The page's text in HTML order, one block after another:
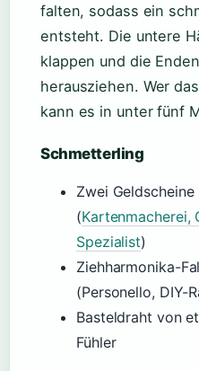
falten, sodass ein
entsteht. Die untere
klappen und die
herausziehen. Wer
kann es in unter fünf
Schmetterling
Zwei
(Kartenmacherei,
Spezialist)
Ziehharmonika-
(Personello, DIY-
Basteldraht von
Fühler